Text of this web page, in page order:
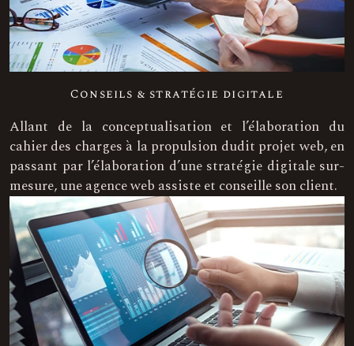
Conseils & stratégie digitale
Allant de la conceptualisation et l’élaboration du
cahier des charges à la propulsion dudit projet web, en
passant par l’élaboration d’une stratégie digitale sur-
mesure, une agence web assiste et conseille son client.